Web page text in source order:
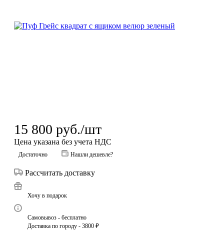
15 800 руб./шт
Цена указана без учета НДС
Достаточно Нашли дешевле?
Рассчитать доставку
Хочу в подарок
Самовывоз - бесплатно
Доставка по городу - 3800 ₽